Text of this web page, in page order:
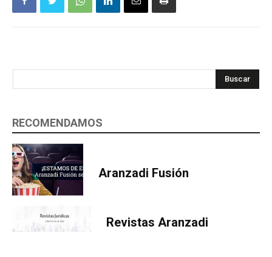
Buscar
RECOMENDAMOS
Aranzadi Fusión
Revistas Aranzadi